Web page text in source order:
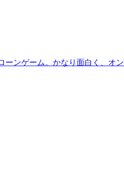
ーンゲーム。かなり面白く、